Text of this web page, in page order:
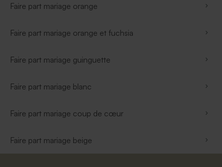
Faire part mariage orange
Faire part mariage orange et fuchsia
Faire part mariage guinguette
Faire part mariage blanc
Faire part mariage coup de cœur
Faire part mariage beige